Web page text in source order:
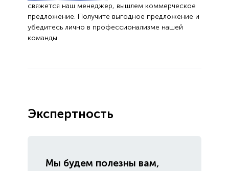
свяжется наш менеджер, вышлем коммерческое
предложение. Получите выгодное предложение и
убедитесь лично в профессионализме нашей
команды.
Экспертность
Мы будем полезны вам,